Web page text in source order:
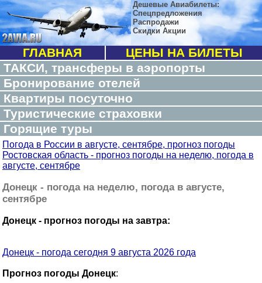
Дешевые Авиабилеты:
Спецпредложения
Распродажи
Скидки Акции
ГЛАВНАЯ
ЦЕНЫ НА БИЛЕТЫ
ТАКСИ, трансферы в аэропорты
Бронирование отелей
Квартиры посуточно
Туристические страховки
Горящие туры
Погода в России в августе, сентябре, прогноз погоды
Ростовская область - прогноз погоды на неделю, погода в
августе, сентябре
Донецк - погода на неделю, погода в августе,
сентябре
Донецк - прогноз погоды на завтра:
Донецк - погода сегодня 9 августа 2026 года
Прогноз погоды Донецк: